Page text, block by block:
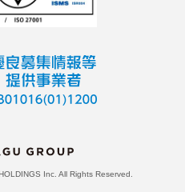
Inc. All Rights Reserved.